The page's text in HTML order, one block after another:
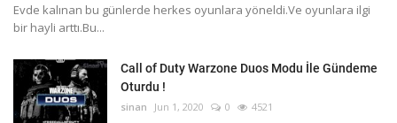
Evde kalınan bu günlerde herkes oyunlara yöneldi.Ve oyunlara ilgi
bir hayli arttı.Bu...
Call of Duty Warzone Duos Modu İle Gündeme
Oturdu !
sinan Jun 1, 2020 0 4521